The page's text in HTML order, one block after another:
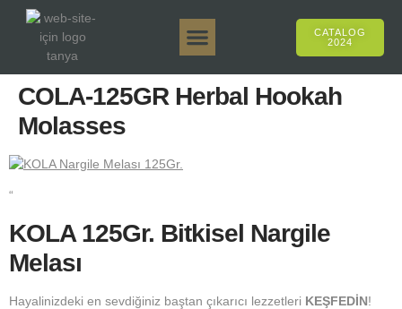
CATALOG
2024
COLA-125GR Herbal Hookah
Molasses
“
KOLA 125Gr. Bitkisel Nargile
Melası
Hayalinizdeki en sevdiğiniz baştan çıkarıcı lezzetleri KEŞFEDİN!